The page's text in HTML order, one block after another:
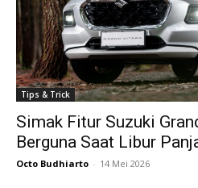
Tips & Trick
Simak Fitur Suzuki
Berguna Saat Libur
Octo Budhiarto - 14 Mei 2026